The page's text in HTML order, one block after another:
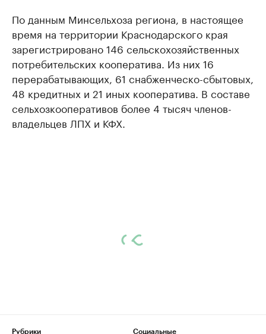
По данным Минсельхоза региона, в настоящее
время на территории Краснодарского края
зарегистрировано 146 сельскохозяйственных
потребительских кооператива. Из них 16
перерабатывающих, 61 снабженческо-сбытовых,
48 кредитных и 21 иных кооператива. В составе
сельхозкооперативов более 4 тысяч членов-
владельцев ЛПХ и КФХ.
Рубрики
Социальные